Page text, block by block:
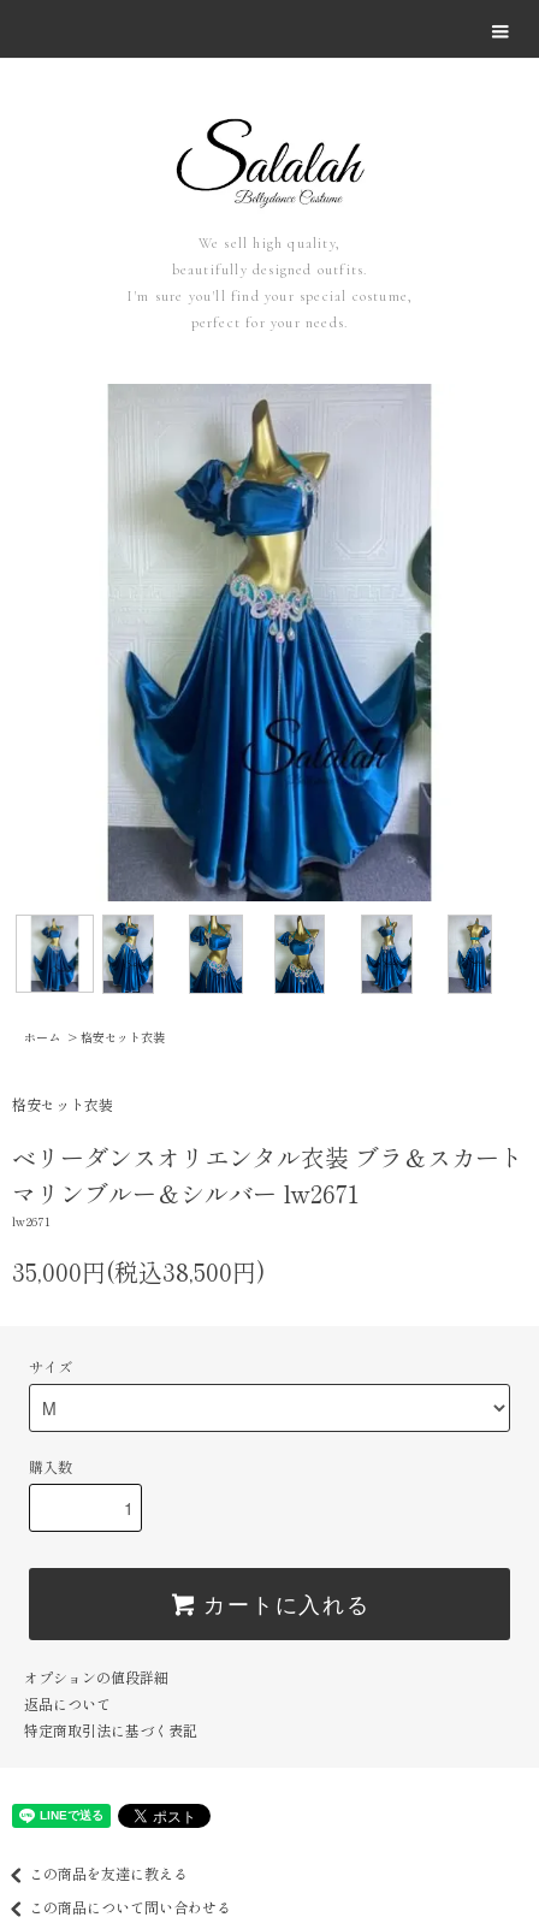
We sell high quality,
beautifully designed outfits.
I'm sure you'll find your special costume,
perfect for your needs.
ホーム > 格安セット衣装
格安セット衣装
ベリーダンスオリエンタル衣装 ブラ＆スカート
マリンブルー＆シルバー lw2671
lw2671
35,000円(税込38,500円)
サイズ
購入数
カートに入れる
オプションの値段詳細
返品について
特定商取引法に基づく表記
この商品を友達に教える
この商品について問い合わせる